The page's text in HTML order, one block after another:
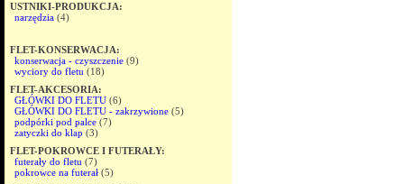
USTNIKI-PRODUKCJA:
narzędzia (4)
FLET-KONSERWACJA:
konserwacja - czyszczenie (9)
wyciory do fletu (18)
FLET-AKCESORIA:
GŁÓWKI DO FLETU (6)
GŁÓWKI DO FLETU - zakrzywione (5)
podpórki pod palce (7)
zatyczki do klap (3)
FLET-POKROWCE I FUTERAŁY:
futerały do fletu (7)
pokrowce na futerał (5)